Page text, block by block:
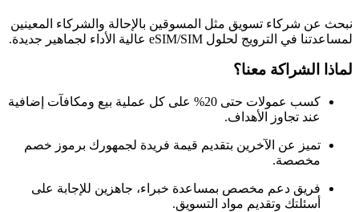
نبحث عن شركاء تسويق مثل المسوقين بالإحالة والشركاء المعينين
لمساعدتنا في الترويج لحلول eSIM/SIM عالية الأداء لجماهير جديدة.
لماذا الشراكة معنا؟
كسب عمولات حتى 20%
على كل عملية بيع ومكافآت إضافية
عند تجاوز الأهداف.
تميز عن الآخرين بتقديم قيمة فريدة لجمهورك برموز خصم
مخصصة.
فريق دعم مخصص بمساعدة خبراء، جاهزين للإجابة على
أسئلتك وتقديم مواد التسويق.